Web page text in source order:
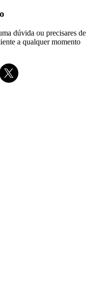
dúvida ou precisares de
a qualquer momento